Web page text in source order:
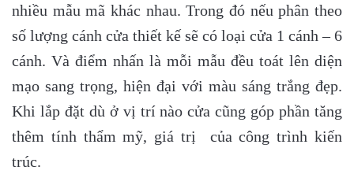
nhiều mẫu mã khác nhau. Trong đó nếu phân theo
số lượng cánh cửa thiết kế sẽ có loại cửa 1 cánh – 6
cánh. Và điểm nhấn là mỗi mẫu đều toát lên diện
mạo sang trọng, hiện đại với màu sáng trắng đẹp.
Khi lắp đặt dù ở vị trí nào cửa cũng góp phần tăng
thêm tính thẩm mỹ, giá trị của công trình kiến
trúc.